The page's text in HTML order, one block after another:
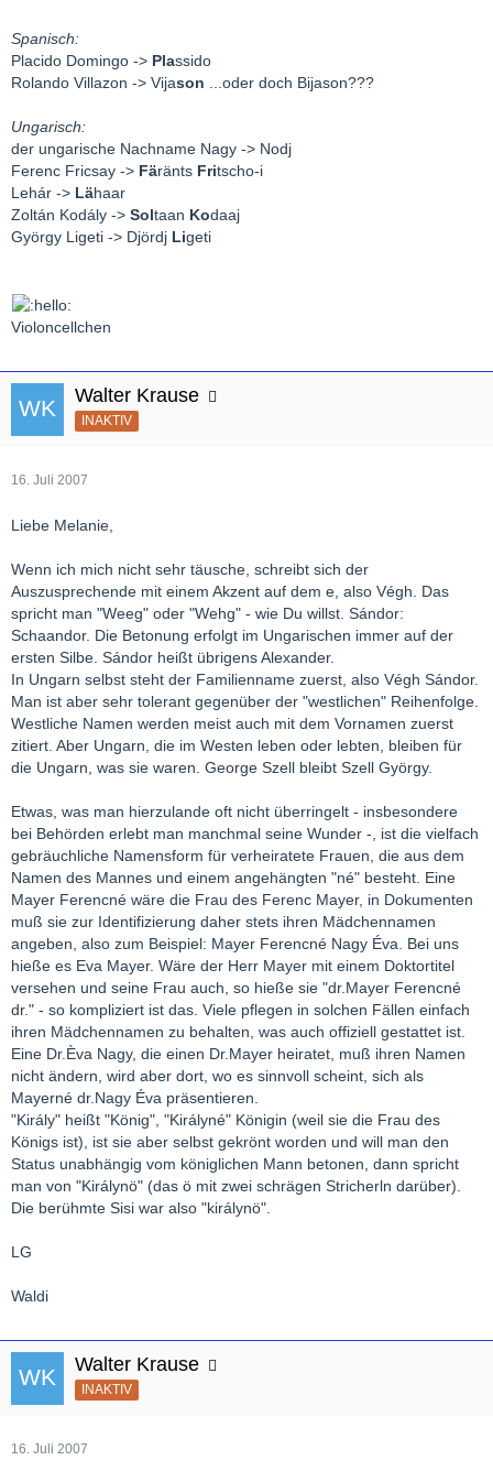
Spanisch:
Placido Domingo -> Plassido
Rolando Villazon -> Vijason ...oder doch Bijason???
Ungarisch:
der ungarische Nachname Nagy -> Nodj
Ferenc Fricsay -> Färänts Fritscho-i
Lehár -> Lähaar
Zoltán Kodály -> Soltaan Kodaaj
György Ligeti -> Djördj Ligeti
Violoncellchen
Walter Krause
INAKTIV
16. Juli 2007
Liebe Melanie,
Wenn ich mich nicht sehr täusche, schreibt sich der
Auszusprechende mit einem Akzent auf dem e, also Végh. Das
spricht man "Weeg" oder "Wehg" - wie Du willst. Sándor:
Schaandor. Die Betonung erfolgt im Ungarischen immer auf der
ersten Silbe. Sándor heißt übrigens Alexander.
In Ungarn selbst steht der Familienname zuerst, also Végh Sándor.
Man ist aber sehr tolerant gegenüber der "westlichen" Reihenfolge.
Westliche Namen werden meist auch mit dem Vornamen zuerst
zitiert. Aber Ungarn, die im Westen leben oder lebten, bleiben für
die Ungarn, was sie waren. George Szell bleibt Szell György.
Etwas, was man hierzulande oft nicht überringelt - insbesondere
bei Behörden erlebt man manchmal seine Wunder -, ist die vielfach
gebräuchliche Namensform für verheiratete Frauen, die aus dem
Namen des Mannes und einem angehängten "né" besteht. Eine
Mayer Ferencné wäre die Frau des Ferenc Mayer, in Dokumenten
muß sie zur Identifizierung daher stets ihren Mädchennamen
angeben, also zum Beispiel: Mayer Ferencné Nagy Éva. Bei uns
hieße es Eva Mayer. Wäre der Herr Mayer mit einem Doktortitel
versehen und seine Frau auch, so hieße sie "dr.Mayer Ferencné
dr." - so kompliziert ist das. Viele pflegen in solchen Fällen einfach
ihren Mädchennamen zu behalten, was auch offiziell gestattet ist.
Eine Dr.Èva Nagy, die einen Dr.Mayer heiratet, muß ihren Namen
nicht ändern, wird aber dort, wo es sinnvoll scheint, sich als
Mayerné dr.Nagy Éva präsentieren.
"Király" heißt "König", "Királyné" Königin (weil sie die Frau des
Königs ist), ist sie aber selbst gekrönt worden und will man den
Status unabhängig vom königlichen Mann betonen, dann spricht
man von "Királynö" (das ö mit zwei schrägen Stricherln darüber).
Die berühmte Sisi war also "királynö".
LG
Waldi
Walter Krause
INAKTIV
16. Juli 2007